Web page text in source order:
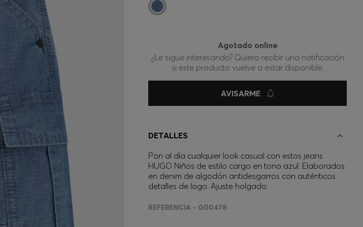
Agotado online
¿Le sigue interesando? Quiero recibir una notificación
si este producto vuelve a estar disponible.
AVISARME
DETALLES
Pon al día cualquier look casual con estos jeans
HUGO Niños de estilo cargo en tono azul. Elaborados
en denim de algodón antidesgarros con auténticos
detalles de logo. Ajuste holgado.
REFERENCIA - G00478